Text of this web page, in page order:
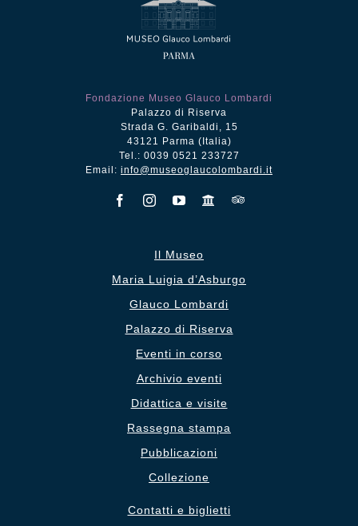
Fondazione Museo Glauco Lombardi
Palazzo di Riserva
Strada G. Garibaldi, 15
43121 Parma (Italia)
Tel.: 0039 0521 233727
Email: info@museoglaucolombardi.it
Il Museo
Maria Luigia d’Asburgo
Glauco Lombardi
Palazzo di Riserva
Eventi in corso
Archivio eventi
Didattica e visite
Rassegna stampa
Pubblicazioni
Collezione
Contatti e biglietti